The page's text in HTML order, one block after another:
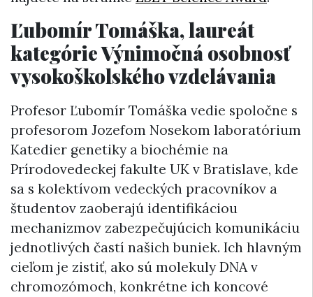
Ľubomír Tomáška, laureát
kategórie Výnimočná osobnosť
vysokoškolského vzdelávania
Profesor Ľubomír Tomáška vedie spoločne s
profesorom Jozefom Nosekom laboratórium
Katedier genetiky a biochémie na
Prírodovedeckej fakulte UK v Bratislave, kde
sa s kolektívom vedeckých pracovníkov a
študentov zaoberajú identifikáciou
mechanizmov zabezpečujúcich komunikáciu
jednotlivých častí našich buniek. Ich hlavným
cieľom je zistiť, ako sú molekuly DNA v
chromozómoch, konkrétne ich koncové